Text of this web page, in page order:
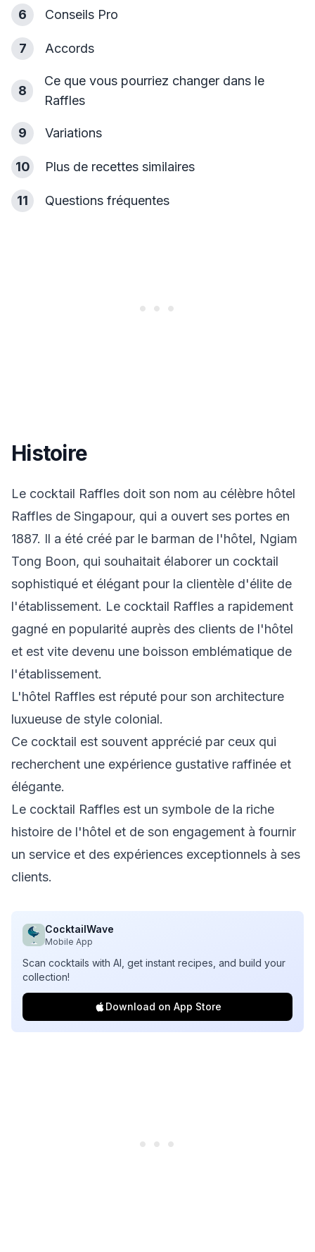
6 Conseils Pro
7 Accords
8
Ce que vous pourriez changer dans le
Raffles
9 Variations
10 Plus de recettes similaires
11 Questions fréquentes
Histoire
Le cocktail Raffles doit son nom au célèbre hôtel
Raffles de Singapour, qui a ouvert ses portes en
1887. Il a été créé par le barman de l'hôtel, Ngiam
Tong Boon, qui souhaitait élaborer un cocktail
sophistiqué et élégant pour la clientèle d'élite de
l'établissement. Le cocktail Raffles a rapidement
gagné en popularité auprès des clients de l'hôtel
et est vite devenu une boisson emblématique de
l'établissement.
L'hôtel Raffles est réputé pour son architecture
luxueuse de style colonial.
Ce cocktail est souvent apprécié par ceux qui
recherchent une expérience gustative raffinée et
élégante.
Le cocktail Raffles est un symbole de la riche
histoire de l'hôtel et de son engagement à fournir
un service et des expériences exceptionnels à ses
clients.
CocktailWave
Mobile App
Scan cocktails with AI, get instant recipes, and build your
collection!
Download on App Store